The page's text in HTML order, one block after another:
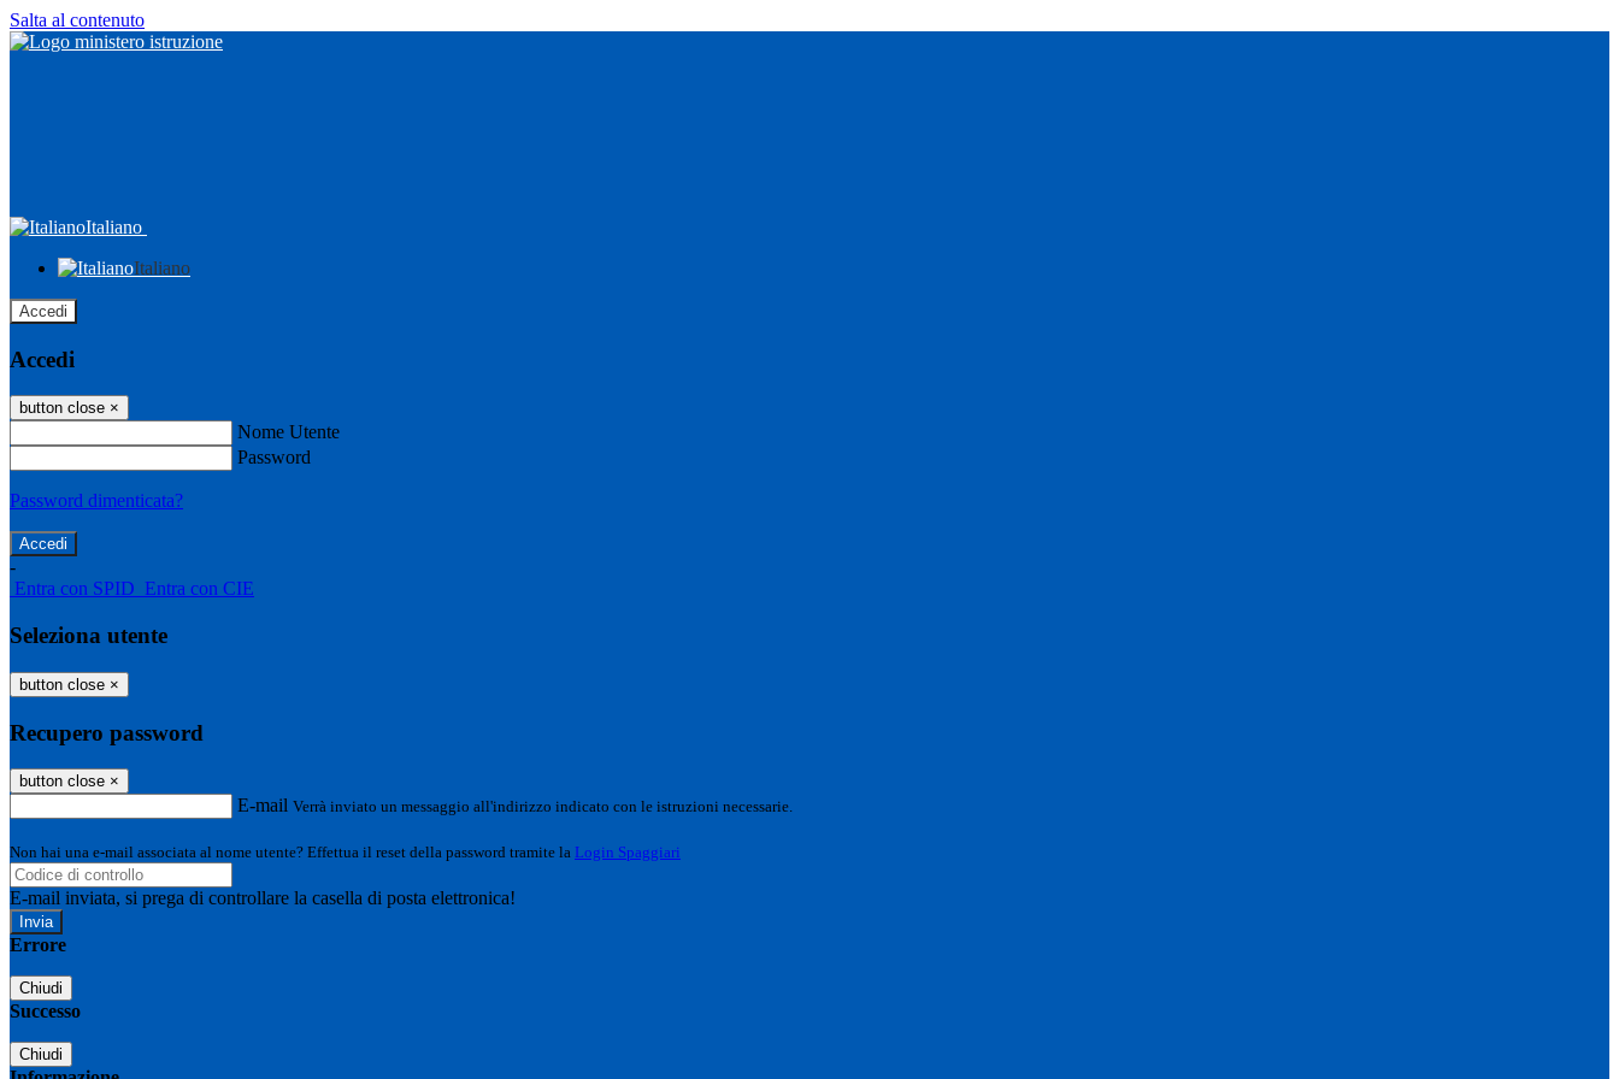
Salta al contenuto
Italiano
Italiano
Accedi
Accedi
button close ×
Nome Utente
Password
Password dimenticata?
-
Entra con SPID Entra con CIE
Seleziona utente
button close ×
Recupero password
button close ×
E-mail Verrà inviato un messaggio all'indirizzo indicato con le istruzioni necessarie.
Non hai una e-mail associata al nome utente? Effettua il reset della password tramite la Login Spaggiari
E-mail inviata, si prega di controllare la casella di posta elettronica!
Errore
Chiudi
Successo
Chiudi